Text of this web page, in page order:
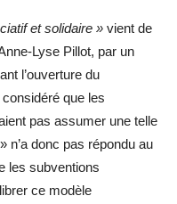
et solidaire » vient de
Lyse Pillot, par un
l’ouverture du
que les
pas assumer une telle
n’a donc pas répondu au
les subventions
ce modèle